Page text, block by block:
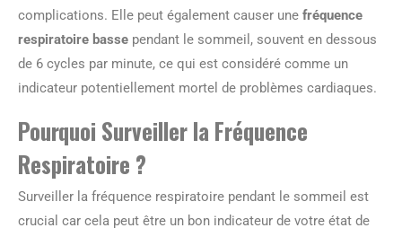
complications. Elle peut également causer une fréquence
respiratoire basse pendant le sommeil, souvent en dessous
de 6 cycles par minute, ce qui est considéré comme un
indicateur potentiellement mortel de problèmes cardiaques.
Pourquoi Surveiller la Fréquence
Respiratoire ?
Surveiller la fréquence respiratoire pendant le sommeil est
crucial car cela peut être un bon indicateur de votre état de